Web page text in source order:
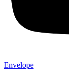
Envelope